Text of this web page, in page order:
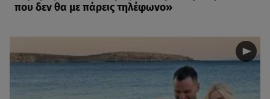
που δεν θα με πάρεις τηλέφωνο»